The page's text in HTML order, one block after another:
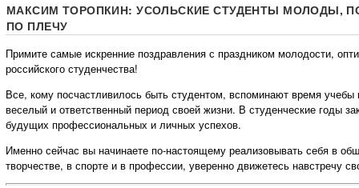
МАКСИМ ТОРОПКИН: УСОЛЬСКИЕ СТУДЕНТЫ МОЛОДЫ,
ПО ПЛЕЧУ
Примите самые искренние поздравления с праздником молодости,
российского студенчества!
Все, кому посчастливилось быть студентом, вспоминают время учебы
веселый и ответственный период своей жизни. В студенческие годы
будущих профессиональных и личных успехов.
Именно сейчас вы начинаете по-настоящему реализовывать себя в
творчестве, в спорте и в профессии, уверенно движетесь навстречу